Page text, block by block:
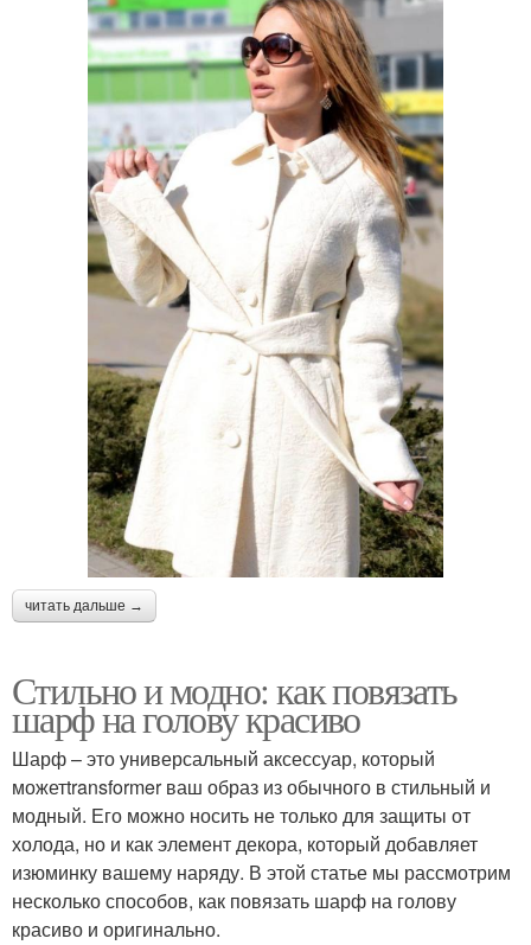
читать дальше →
Стильно и модно: как повязать
шарф на голову красиво
Шарф – это универсальный аксессуар, который
можетtransformer ваш образ из обычного в стильный и
модный. Его можно носить не только для защиты от
холода, но и как элемент декора, который добавляет
изюминку вашему наряду. В этой статье мы рассмотрим
несколько способов, как повязать шарф на голову
красиво и оригинально.